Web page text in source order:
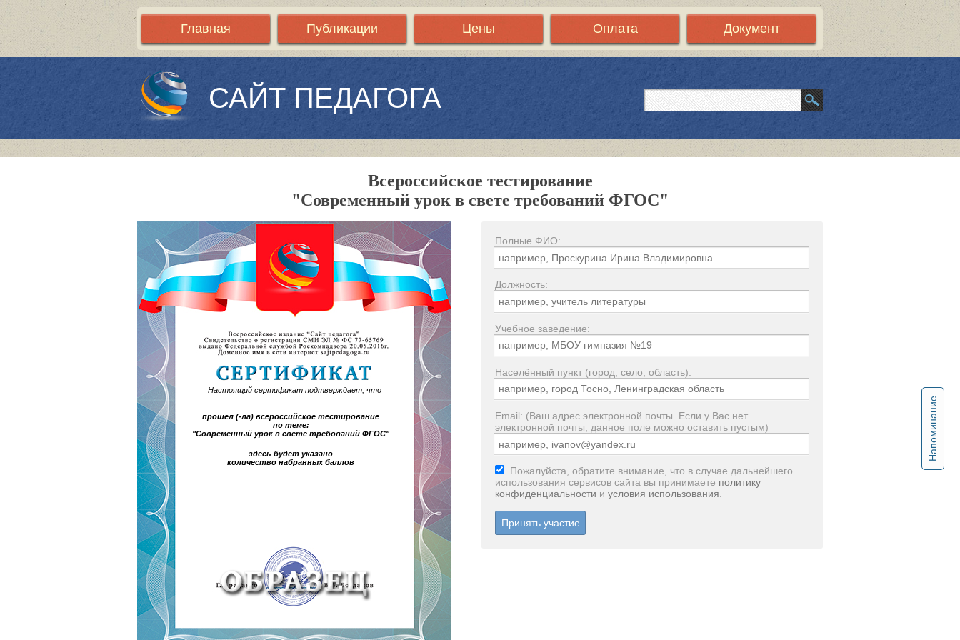
Главная Публикации Цены Оплата Документ
САЙТ ПЕДАГОГА
Напоминание
Всероссийское тестирование
"Современный урок в свете требований ФГОС"
Настоящий сертификат подтверждает, что
прошёл (-ла) всероссийское тестирование
по теме:
"Современный урок в свете требований ФГОС"
здесь будет указано
количество набранных баллов
Полные ФИО:
Должность:
Учебное заведение:
Населённый пункт (город, село, область):
Email: (Ваш адрес электронной почты. Если у Вас нет
электронной почты, данное поле можно оставить пустым)
Пожалуйста, обратите внимание, что в случае дальнейшего
использования сервисов сайта вы принимаете политику
конфиденциальности и условия использования